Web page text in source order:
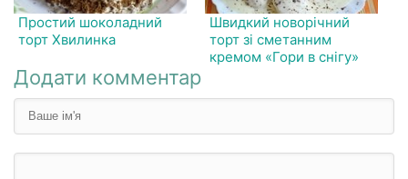
Простий шоколадний
торт Хвилинка
Швидкий новорічний
торт зі сметанним
кремом «Гори в снігу»
Додати комментар